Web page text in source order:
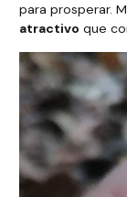
para prosperar.
atractivo que